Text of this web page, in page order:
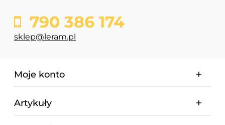
790 386 174
sklep@leram.pl
Moje konto
Artykuły